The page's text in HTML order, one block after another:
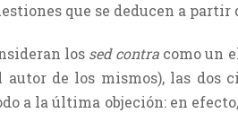
que se deducen a partir
los sed contra como un
de los mismos), las dos
a la última objeción: en